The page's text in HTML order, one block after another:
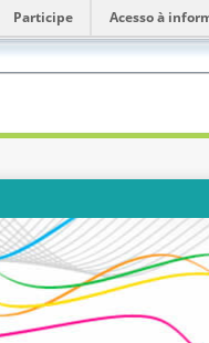
Participe Acesso à